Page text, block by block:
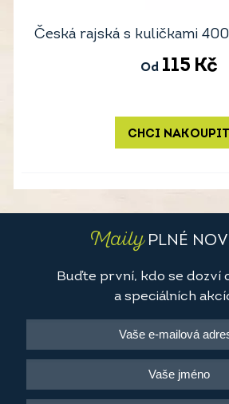
Česká rajská s kuličkami
Od 115 Kč
CHCI NAKOUPIT
MailyPLNÉ
Buďte první, kdo se dozví
a speciálních